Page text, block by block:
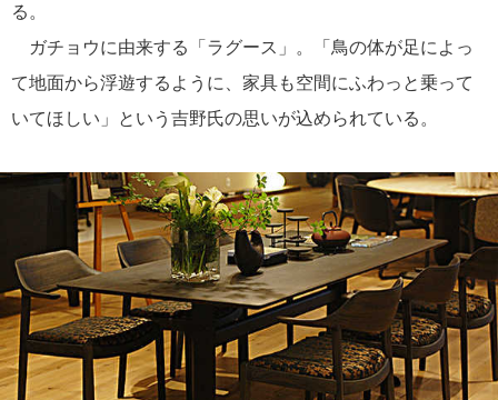
る。
ガチョウに由来する「ラグース」。「鳥の体が足によっ
て地面から浮遊するように、家具も空間にふわっと乗って
いてほしい」という吉野氏の思いが込められている。